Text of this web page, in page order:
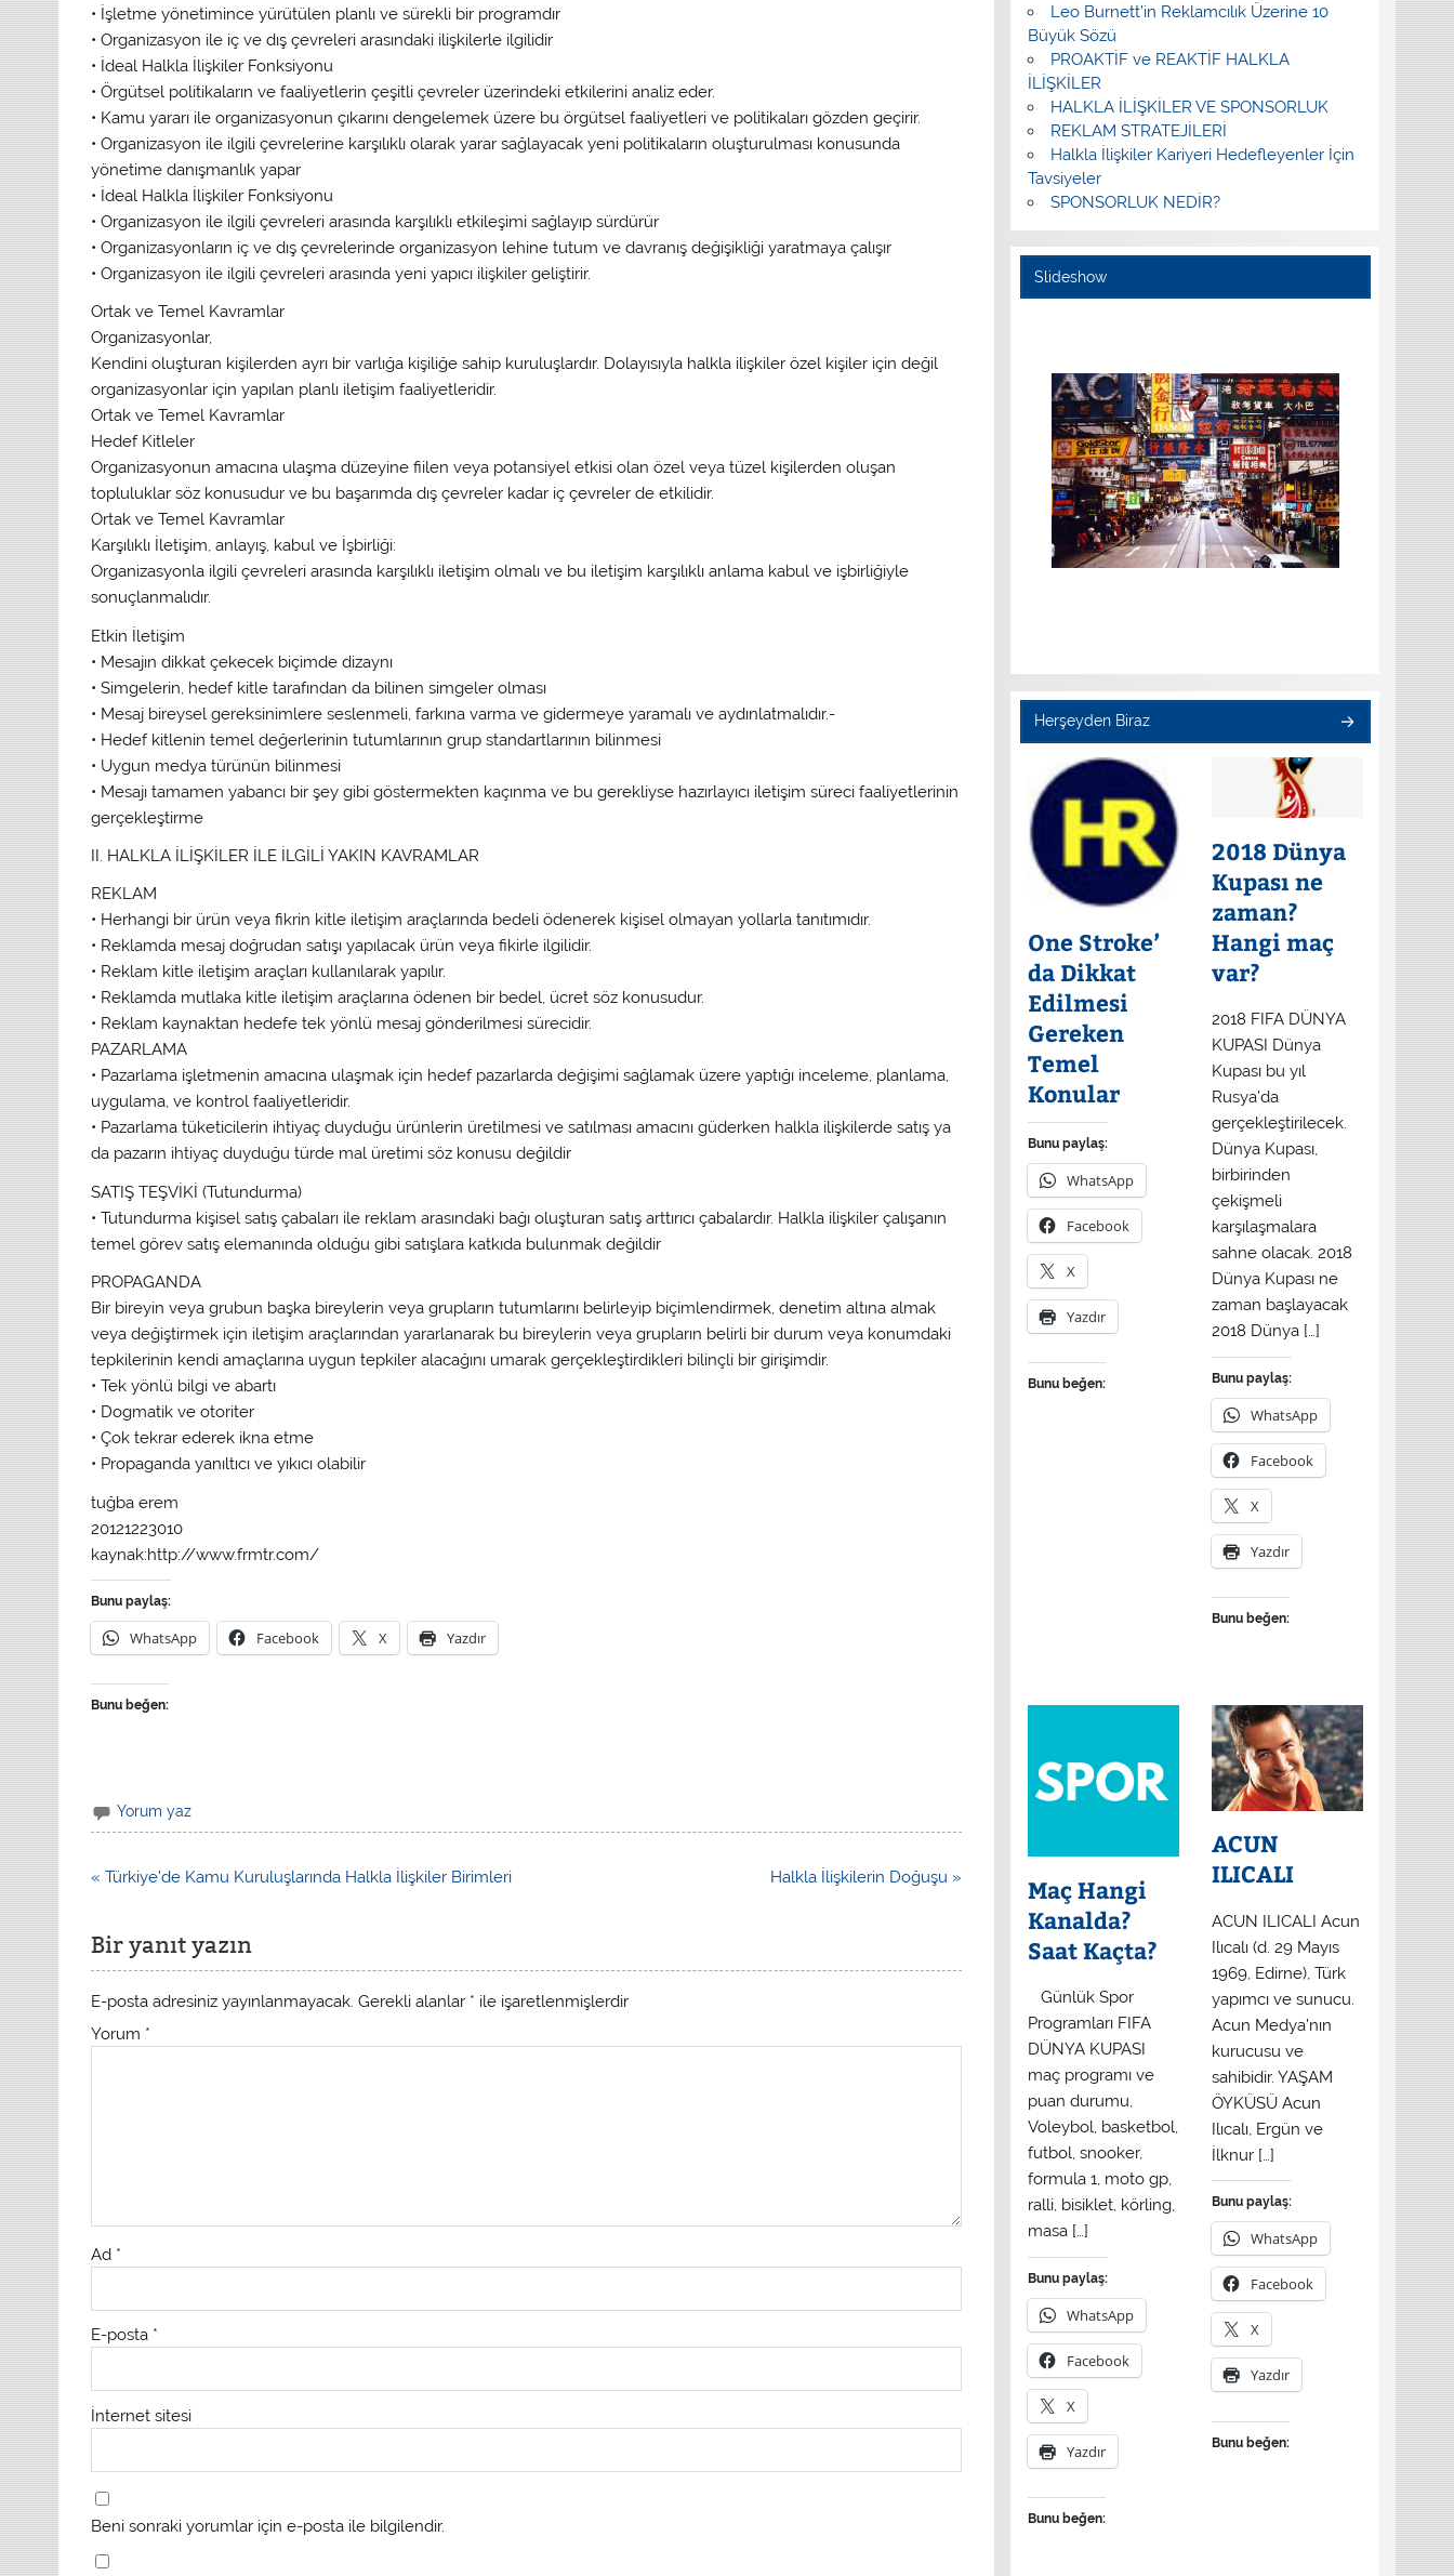
• İşletme yönetimince yürütülen planlı ve sürekli bir programdır
• Organizasyon ile iç ve dış çevreleri arasındaki ilişkilerle ilgilidir
• İdeal Halkla İlişkiler Fonksiyonu
• Örgütsel politikaların ve faaliyetlerin çeşitli çevreler üzerindeki etkilerini analiz eder.
• Kamu yararı ile organizasyonun çıkarını dengelemek üzere bu örgütsel faaliyetleri ve politikaları gözden geçirir.
• Organizasyon ile ilgili çevrelerine karşılıklı olarak yarar sağlayacak yeni politikaların oluşturulması konusunda
yönetime danışmanlık yapar
• İdeal Halkla İlişkiler Fonksiyonu
• Organizasyon ile ilgili çevreleri arasında karşılıklı etkileşimi sağlayıp sürdürür
• Organizasyonların iç ve dış çevrelerinde organizasyon lehine tutum ve davranış değişikliği yaratmaya çalışır
• Organizasyon ile ilgili çevreleri arasında yeni yapıcı ilişkiler geliştirir.
Ortak ve Temel Kavramlar
Organizasyonlar,
Kendini oluşturan kişilerden ayrı bir varlığa kişiliğe sahip kuruluşlardır. Dolayısıyla halkla ilişkiler özel kişiler için değil
organizasyonlar için yapılan planlı iletişim faaliyetleridir.
Ortak ve Temel Kavramlar
Hedef Kitleler
Organizasyonun amacına ulaşma düzeyine fiilen veya potansiyel etkisi olan özel veya tüzel kişilerden oluşan
topluluklar söz konusudur ve bu başarımda dış çevreler kadar iç çevreler de etkilidir.
Ortak ve Temel Kavramlar
Karşılıklı İletişim, anlayış, kabul ve İşbirliği:
Organizasyonla ilgili çevreleri arasında karşılıklı iletişim olmalı ve bu iletişim karşılıklı anlama kabul ve işbirliğiyle
sonuçlanmalıdır.
Etkin İletişim
• Mesajın dikkat çekecek biçimde dizaynı
• Simgelerin, hedef kitle tarafından da bilinen simgeler olması
• Mesaj bireysel gereksinimlere seslenmeli, farkına varma ve gidermeye yaramalı ve aydınlatmalıdır.-
• Hedef kitlenin temel değerlerinin tutumlarının grup standartlarının bilinmesi
• Uygun medya türünün bilinmesi
• Mesajı tamamen yabancı bir şey gibi göstermekten kaçınma ve bu gerekliyse hazırlayıcı iletişim süreci faaliyetlerinin
gerçekleştirme
II. HALKLA İLİŞKİLER İLE İLGİLİ YAKIN KAVRAMLAR
REKLAM
• Herhangi bir ürün veya fikrin kitle iletişim araçlarında bedeli ödenerek kişisel olmayan yollarla tanıtımıdır.
• Reklamda mesaj doğrudan satışı yapılacak ürün veya fikirle ilgilidir.
• Reklam kitle iletişim araçları kullanılarak yapılır.
• Reklamda mutlaka kitle iletişim araçlarına ödenen bir bedel, ücret söz konusudur.
• Reklam kaynaktan hedefe tek yönlü mesaj gönderilmesi sürecidir.
PAZARLAMA
• Pazarlama işletmenin amacına ulaşmak için hedef pazarlarda değişimi sağlamak üzere yaptığı inceleme, planlama,
uygulama, ve kontrol faaliyetleridir.
• Pazarlama tüketicilerin ihtiyaç duyduğu ürünlerin üretilmesi ve satılması amacını güderken halkla ilişkilerde satış ya
da pazarın ihtiyaç duyduğu türde mal üretimi söz konusu değildir
SATIŞ TEŞVİKİ (Tutundurma)
• Tutundurma kişisel satış çabaları ile reklam arasındaki bağı oluşturan satış arttırıcı çabalardır. Halkla ilişkiler çalışanın
temel görev satış elemanında olduğu gibi satışlara katkıda bulunmak değildir
PROPAGANDA
Bir bireyin veya grubun başka bireylerin veya grupların tutumlarını belirleyip biçimlendirmek, denetim altına almak
veya değiştirmek için iletişim araçlarından yararlanarak bu bireylerin veya grupların belirli bir durum veya konumdaki
tepkilerinin kendi amaçlarına uygun tepkiler alacağını umarak gerçekleştirdikleri bilinçli bir girişimdir.
• Tek yönlü bilgi ve abartı
• Dogmatik ve otoriter
• Çok tekrar ederek ikna etme
• Propaganda yanıltıcı ve yıkıcı olabilir
tuğba erem
20121223010
kaynak:http://www.frmtr.com/
Bunu paylaş:
WhatsApp Facebook X Yazdır
Bunu beğen:
Yorum yaz
« Türkiye’de Kamu Kuruluşlarında Halkla İlişkiler Birimleri Halkla İlişkilerin Doğuşu »
Bir yanıt yazın
E-posta adresiniz yayınlanmayacak. Gerekli alanlar * ile işaretlenmişlerdir
Yorum *
Ad *
E-posta *
İnternet sitesi
Beni sonraki yorumlar için e-posta ile bilgilendir.
Leo Burnett’in Reklamcılık Üzerine 10
Büyük Sözü
PROAKTİF ve REAKTİF HALKLA
İLİŞKİLER
HALKLA İLİŞKİLER VE SPONSORLUK
REKLAM STRATEJİLERİ
Halkla İlişkiler Kariyeri Hedefleyenler İçin
Tavsiyeler
SPONSORLUK NEDİR?
Slideshow
Herşeyden Biraz
One Stroke’
da Dikkat
Edilmesi
Gereken
Temel
Konular
Bunu paylaş:
WhatsApp
Facebook
X
Yazdır
Bunu beğen:
2018 Dünya
Kupası ne
zaman?
Hangi maç
var?
2018 FIFA DÜNYA
KUPASI Dünya
Kupası bu yıl
Rusya’da
gerçekleştirilecek.
Dünya Kupası,
birbirinden
çekişmeli
karşılaşmalara
sahne olacak. 2018
Dünya Kupası ne
zaman başlayacak
2018 Dünya […]
Bunu paylaş:
WhatsApp
Facebook
X
Yazdır
Bunu beğen:
Maç Hangi
Kanalda?
Saat Kaçta?
​ Günlük Spor
Programları FIFA
DÜNYA KUPASI
maç programı ve
puan durumu,
Voleybol, basketbol,
futbol, snooker,
formula 1, moto gp,
ralli, bisiklet, körling,
masa […]
Bunu paylaş:
WhatsApp
Facebook
X
Yazdır
Bunu beğen:
ACUN
ILICALI
ACUN ILICALI Acun
Ilıcalı (d. 29 Mayıs
1969, Edirne), Türk
yapımcı ve sunucu.
Acun Medya’nın
kurucusu ve
sahibidir. YAŞAM
ÖYKÜSÜ Acun
Ilıcalı, Ergün ve
İlknur […]
Bunu paylaş:
WhatsApp
Facebook
X
Yazdır
Bunu beğen: